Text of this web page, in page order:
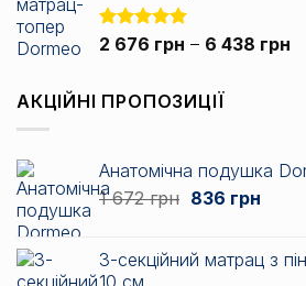
Оцінено в
2 676 грн – 6 438 грн
6
АКЦІЙНІ ПРОПОЗИЦІЇ
Анатомічна подушка
1 672грн Оригінальна
672 грн.
836 грн
3-секційний матрац з
10 см